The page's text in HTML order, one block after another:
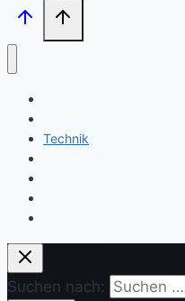
Technik
Suchen nach: